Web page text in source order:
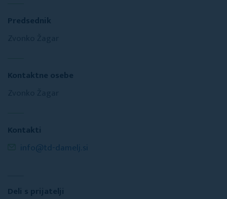
Predsednik
Kontaktne osebe
Kontakti
info@td-damelj.si
Deli s prijatelji